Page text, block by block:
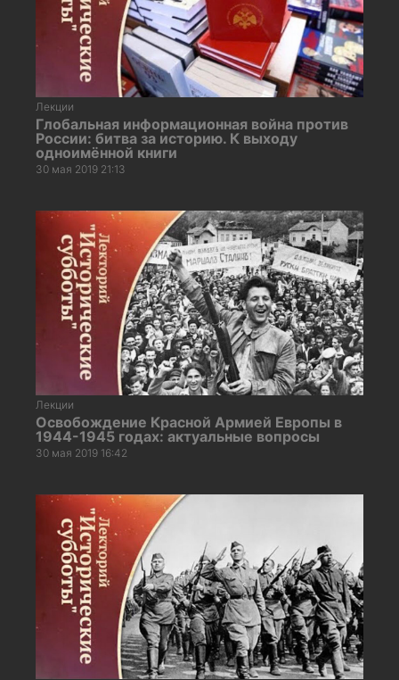
Лекции
Глобальная информационная война против
России: битва за историю. К выходу
одноимённой книги
30 мая 2019 21:13
Лекции
Освобождение Красной Армией Европы в
1944-1945 годах: актуальные вопросы
30 мая 2019 16:42